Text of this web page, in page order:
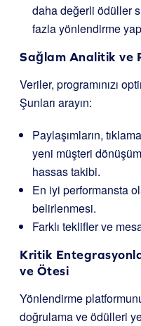
daha değerli ödüller
fazla yönlendirme
Sağlam Analitik ve
Veriler, programınızı
Şunları arayın:
Paylaşımların,
yeni müşteri
hassas takibi.
En iyi performansta
belirlenmesi.
Farklı teklifler ve
Kritik
ve Ötesi
Yönlendirme
doğrulama ve ödülleri